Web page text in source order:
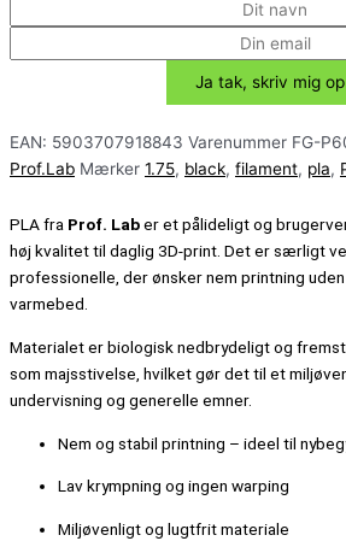
EAN: 5903707918843 Varenummer FG-
Prof.Lab Mærker 1.75, black, filament, pla,
PLA fra Prof. Laber et pålideligt og
høj kvalitet til daglig 3D-print. Det er særligt
professionelle, der ønsker nem printning
varmebed.
Materialet er biologisk nedbrydeligt og
som majsstivelse, hvilket gør det til et
undervisning og generelle emner.
Nem og stabil printning – ideel til
Lav krympning og ingen warping
Miljøvenligt og lugtfrit materiale